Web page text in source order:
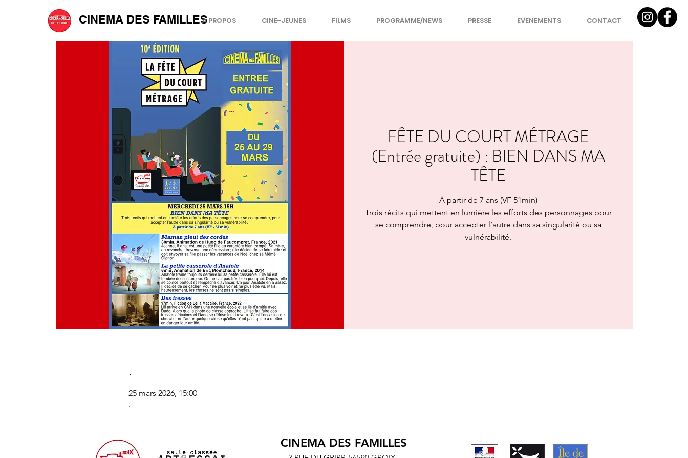
CINEMA DES FAMILLESA PROPOS CINE-JEUNES FILMS PROGRAMME/NEWS PRESSE EVENEMENTS CONTACT
FÊTE DU COURT MÉTRAGE
(Entrée gratuite) : BIEN DANS MA
TÊTE
À partir de 7 ans (VF 51min)
Trois récits qui mettent en lumière les efforts des personnages pour
se comprendre, pour accepter l’autre dans sa singularité ou sa
vulnérabilité.
.
25 mars 2026, 15:00
.
CINEMA DES FAMILLES